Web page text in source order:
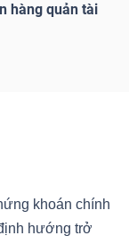
hàng quản tài
khoán chính
hướng trở